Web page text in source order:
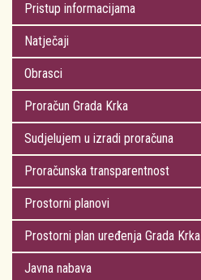
Pristup informacijama
Natječaji
Obrasci
Proračun Grada Krka
Sudjelujem u izradi proračuna
Proračunska transparentnost
Prostorni planovi
Prostorni plan uređenja Grada Krka
Javna nabava